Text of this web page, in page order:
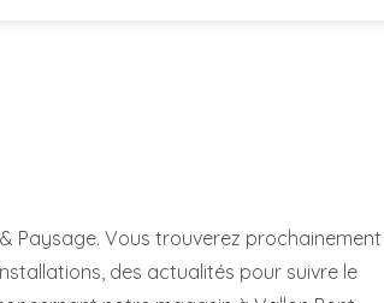
Paysage. Vous trouverez prochainement
des actualités pour suivre le